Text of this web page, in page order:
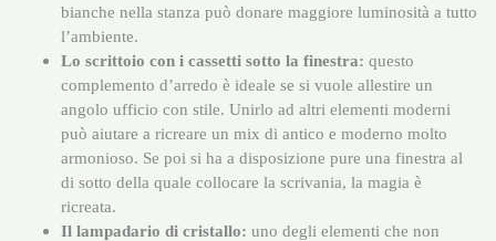
bianche nella stanza può donare maggiore luminosità a tutto
l’ambiente.
Lo scrittoio con i cassetti sotto la finestra: questo
complemento d’arredo è ideale se si vuole allestire un
angolo ufficio con stile. Unirlo ad altri elementi moderni
può aiutare a ricreare un mix di antico e moderno molto
armonioso. Se poi si ha a disposizione pure una finestra al
di sotto della quale collocare la scrivania, la magia è
ricreata.
Il lampadario di cristallo: uno degli elementi che non